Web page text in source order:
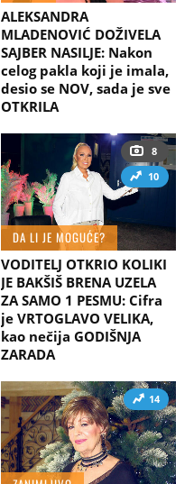
ALEKSANDRA
MLADENOVIĆ DOŽIVELA
SAJBER NASILJE: Nakon
celog pakla koji je imala,
desio se NOV, sada je sve
OTKRILA
8
10
DA LI JE MOGUĆE?
VODITELJ OTKRIO KOLIKI
JE BAKŠIŠ BRENA UZELA
ZA SAMO 1 PESMU: Cifra
je VRTOGLAVO VELIKA,
kao nečija GODIŠNJA
ZARADA
14